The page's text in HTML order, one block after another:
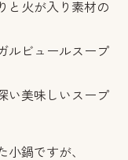
と火が入り素材の
ルビュールスープ
い美味しいスープ
鍋ですが、